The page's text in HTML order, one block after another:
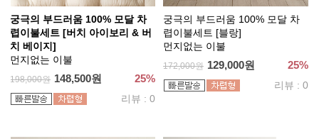
궁극의 부드러움 100% 모달 차
렵이불세트 [버치 아이보리 & 버
치 베이지]
먼지없는 이불
198,000원 148,500원 25%
리뷰 : 0
궁극의 부드러움 100% 모달 차
렵이불세트 [블랑]
먼지없는 이불
172,000원 129,000원 25%
리뷰 : 0